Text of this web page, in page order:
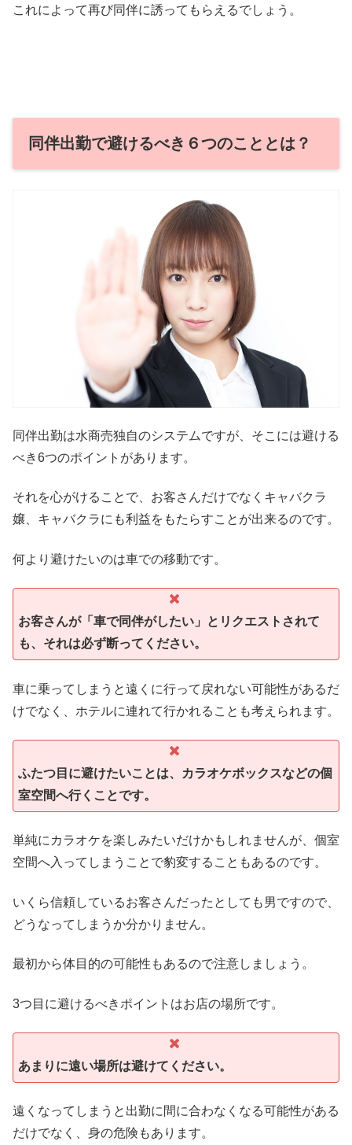
これによって再び同伴に誘ってもらえるでしょう。
同伴出勤で避けるべき６つのこととは？
同伴出勤は水商売独自のシステムですが、そこには避ける
べき6つのポイントがあります。
それを心がけることで、お客さんだけでなくキャバクラ
嬢、キャバクラにも利益をもたらすことが出来るのです。
何より避けたいのは車での移動です。
お客さんが「車で同伴がしたい」とリクエストされて
も、それは必ず断ってください。
車に乗ってしまうと遠くに行って戻れない可能性があるだ
けでなく、ホテルに連れて行かれることも考えられます。
ふたつ目に避けたいことは、カラオケボックスなどの個
室空間へ行くことです。
単純にカラオケを楽しみたいだけかもしれませんが、個室
空間へ入ってしまうことで豹変することもあるのです。
いくら信頼しているお客さんだったとしても男ですので、
どうなってしまうか分かりません。
最初から体目的の可能性もあるので注意しましょう。
3つ目に避けるべきポイントはお店の場所です。
あまりに遠い場所は避けてください。
遠くなってしまうと出勤に間に合わなくなる可能性がある
だけでなく、身の危険もあります。